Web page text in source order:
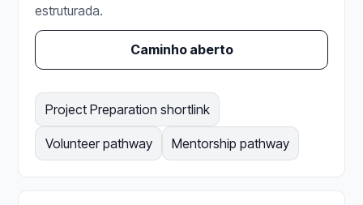
estruturada.
Caminho aberto
Project Preparation shortlink
Volunteer pathway Mentorship pathway